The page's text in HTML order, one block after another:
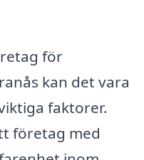
för
kan det vara
faktorer.
företag med